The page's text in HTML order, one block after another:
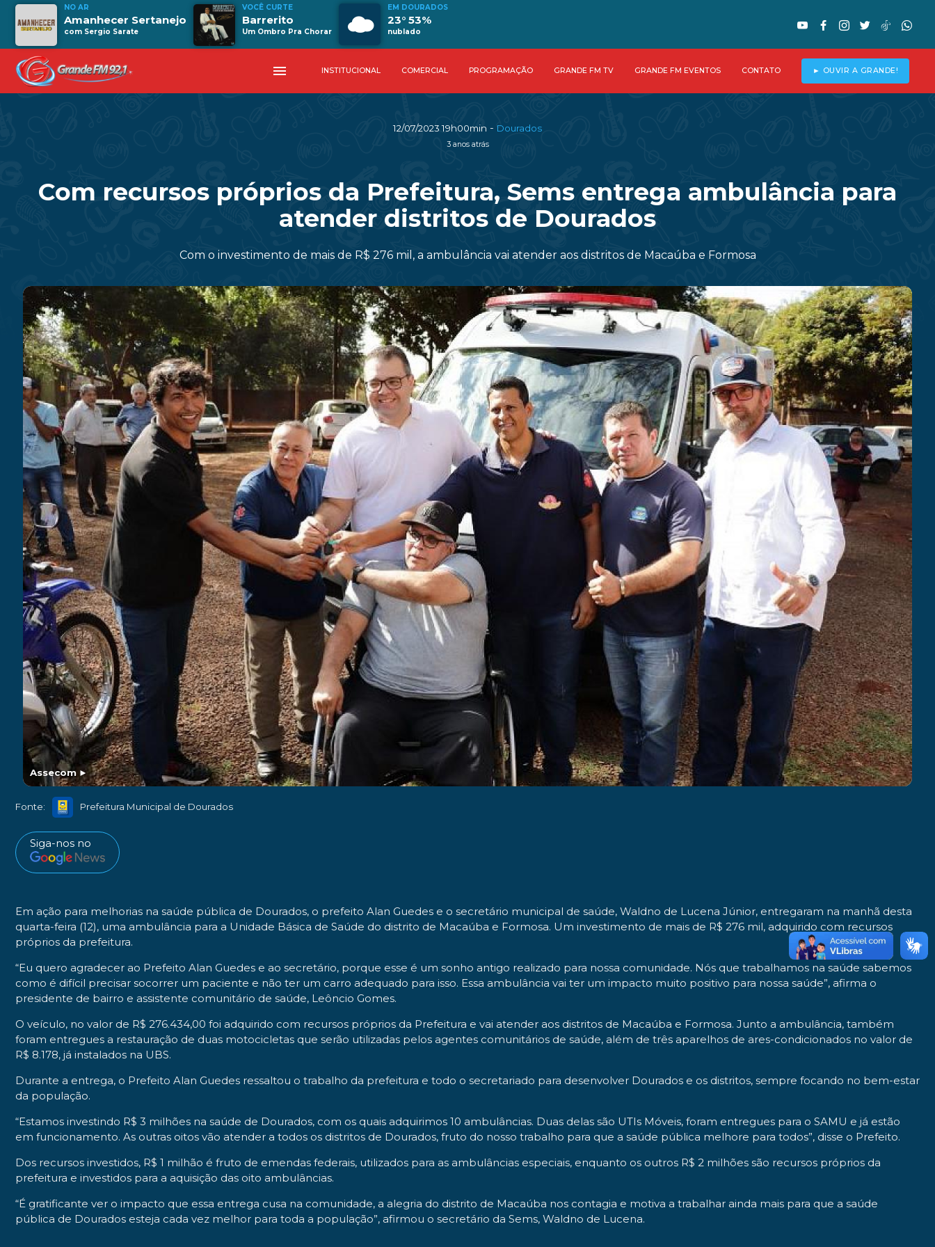
NO AR
Amanhecer Sertanejo
com Sergio Sarate
VOCÊ CURTE
Barrerito
Um Ombro Pra Chorar
EM DOURADOS
23° 53%
nublado
menu INSTITUCIONAL COMERCIAL PROGRAMAÇÃO GRANDE FM TV GRANDE FM EVENTOS CONTATO ► OUVIR A GRANDE!
12/07/2023 19h00min - Dourados
3 anos atrás
Com recursos próprios da Prefeitura, Sems entrega ambulância para
atender distritos de Dourados
Com o investimento de mais de R$ 276 mil, a ambulância vai atender aos distritos de Macaúba e Formosa
Assecom ►
Fonte: Prefeitura Municipal de Dourados
Siga-nos no
Em ação para melhorias na saúde pública de Dourados, o prefeito Alan Guedes e o secretário municipal de saúde, Waldno de Lucena Júnior, entregaram na manhã desta
quarta-feira (12), uma ambulância para a Unidade Básica de Saúde do distrito de Macaúba e Formosa. Um investimento de mais de R$ 276 mil, adquirido com recursos
próprios da prefeitura.
“Eu quero agradecer ao Prefeito Alan Guedes e ao secretário, porque esse é um sonho antigo realizado para nossa comunidade. Nós que trabalhamos na saúde sabemos
como é difícil precisar socorrer um paciente e não ter um carro adequado para isso. Essa ambulância vai ter um impacto muito positivo para nossa saúde”, afirma o
presidente de bairro e assistente comunitário de saúde, Leôncio Gomes.
O veículo, no valor de R$ 276.434,00 foi adquirido com recursos próprios da Prefeitura e vai atender aos distritos de Macaúba e Formosa. Junto a ambulância, também
foram entregues a restauração de duas motocicletas que serão utilizadas pelos agentes comunitários de saúde, além de três aparelhos de ares-condicionados no valor de
R$ 8.178, já instalados na UBS.
Durante a entrega, o Prefeito Alan Guedes ressaltou o trabalho da prefeitura e todo o secretariado para desenvolver Dourados e os distritos, sempre focando no bem-estar
da população.
“Estamos investindo R$ 3 milhões na saúde de Dourados, com os quais adquirimos 10 ambulâncias. Duas delas são UTIs Móveis, foram entregues para o SAMU e já estão
em funcionamento. As outras oitos vão atender a todos os distritos de Dourados, fruto do nosso trabalho para que a saúde pública melhore para todos”, disse o Prefeito.
Dos recursos investidos, R$ 1 milhão é fruto de emendas federais, utilizados para as ambulâncias especiais, enquanto os outros R$ 2 milhões são recursos próprios da
prefeitura e investidos para a aquisição das oito ambulâncias.
“É gratificante ver o impacto que essa entrega cusa na comunidade, a alegria do distrito de Macaúba nos contagia e motiva a trabalhar ainda mais para que a saúde
pública de Dourados esteja cada vez melhor para toda a população”, afirmou o secretário da Sems, Waldno de Lucena.